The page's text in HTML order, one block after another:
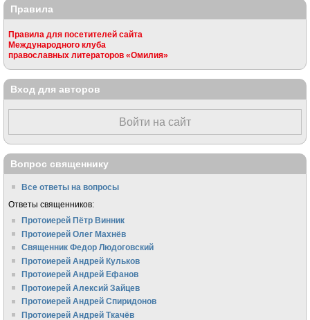
Правила
Правила для посетителей сайта
Международного клуба
православных литераторов «Омилия»
Вход для авторов
Войти на сайт
Вопрос священнику
Все ответы на вопросы
Ответы священников:
Протоиерей Пётр Винник
Протоиерей Олег Махнёв
Священник Федор Людоговский
Протоиерей Андрей Кульков
Протоиерей Андрей Ефанов
Протоиерей Алексий Зайцев
Протоиерей Андрей Спиридонов
Протоиерей Андрей Ткачёв